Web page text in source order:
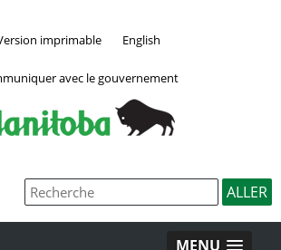
imprimable English
avec le gouvernement
MENU